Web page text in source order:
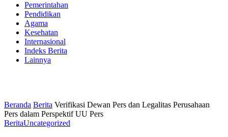
Pemerintahan
Pendidikan
Agama
Kesehatan
Internasional
Indeks Berita
Lainnya
Beranda Berita Verifikasi Dewan Pers dan Legalitas Perusahaan
Pers dalam Perspektif UU Pers
BeritaUncategorized